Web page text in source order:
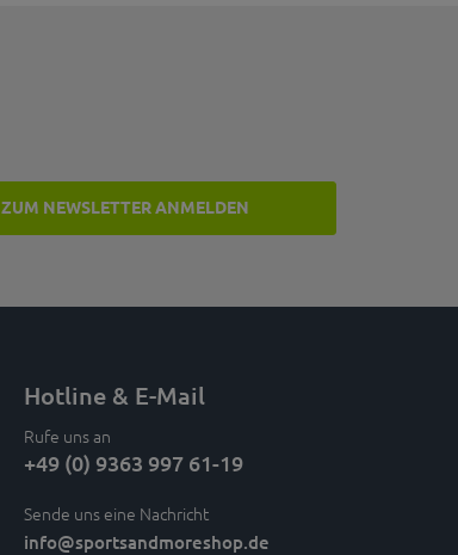
ZUM NEWSLETTER ANMELDEN
Hotline & E-Mail
Rufe uns an
+49 (0) 9363 997 61-19
Sende uns eine Nachricht
info@sportsandmoreshop.de